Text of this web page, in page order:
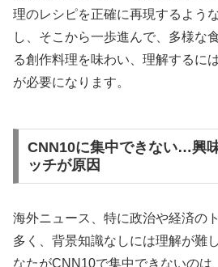
理のレシピを正確に再現するよう
し、そこから一歩進んで、多様な
る創作料理を味わい、理解するに
が必要になります。
CNN10に集中できない…興
ッチが原因
海外ニュース、特に政治や経済の
多く、背景知識なしには理解が難
なたがCNN10で集中できないのは